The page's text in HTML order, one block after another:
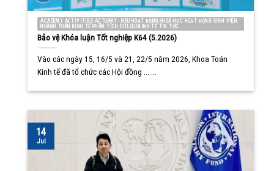
ACADEMY ACTIVITIES ACTUARY - NEU HOẠT ĐỘNG KHOA HỌC HOẠT ĐỘNG SINH VIÊN
NGÀNH TOÁN KINH TẾ PHÂN TÍCH DỮ LIỆU KINH TẾ TIN TỨC
Bảo vệ Khóa luận Tốt nghiệp K64 (5.2026)
Vào các ngày 15, 16/5 và 21, 22/5 năm 2026, Khoa Toán
Kinh tế đã tổ chức các Hội đồng ... ...
14
Jul